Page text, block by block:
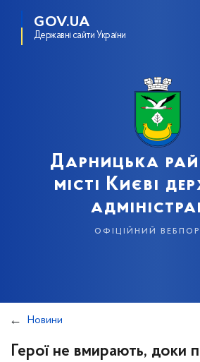
GOV.UA
Державні сайти України
Дарницька
місті Києві
офіційний
Новини
Герої не вмирають, доки